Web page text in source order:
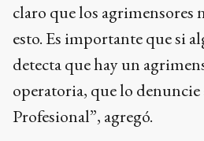
claro que los agrimensores
esto. Es importante que si
detecta que hay un
operatoria, que lo
Profesional”, agregó.